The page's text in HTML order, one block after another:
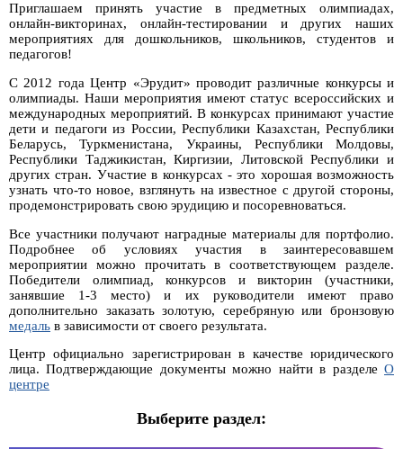
Приглашаем принять участие в предметных олимпиадах,
онлайн-викторинах, онлайн-тестировании и других наших
мероприятиях для дошкольников, школьников, студентов и
педагогов!
С 2012 года Центр «Эрудит» проводит различные конкурсы и
олимпиады. Наши мероприятия имеют статус всероссийских и
международных мероприятий. В конкурсах принимают участие
дети и педагоги из России, Республики Казахстан, Республики
Беларусь, Туркменистана, Украины, Республики Молдовы,
Республики Таджикистан, Киргизии, Литовской Республики и
других стран. Участие в конкурсах - это хорошая возможность
узнать что-то новое, взглянуть на известное с другой стороны,
продемонстрировать свою эрудицию и посоревноваться.
Все участники получают наградные материалы для портфолио.
Подробнее об условиях участия в заинтересовавшем
мероприятии можно прочитать в соответствующем разделе.
Победители олимпиад, конкурсов и викторин (участники,
занявшие 1-3 место) и их руководители имеют право
дополнительно заказать золотую, серебряную или бронзовую
медаль в зависимости от своего результата.
Центр официально зарегистрирован в качестве юридического
лица. Подтверждающие документы можно найти в разделе О
центре
Выберите раздел: